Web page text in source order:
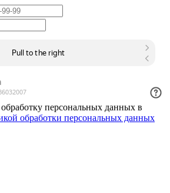
персональных данных в
обработки персональных данных